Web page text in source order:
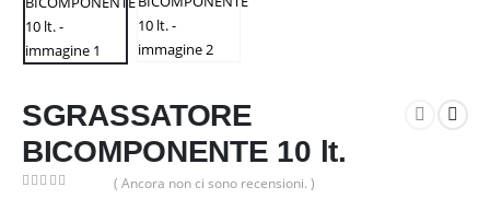
SGRASSATORE
BICOMPONENTE 10 lt.
( Ancora non ci sono recensioni. )